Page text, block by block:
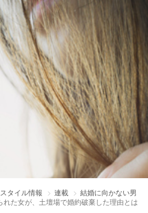
タイル情報 連載
結婚に向かない男
た女が、土壇場で婚約破棄した理由とは